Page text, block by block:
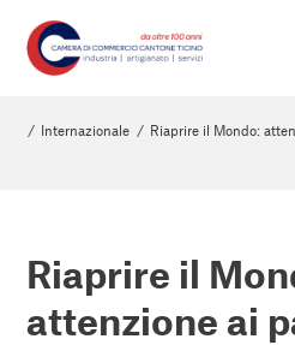
/ Internazionale / Riaprire il Mondo:
Riaprire il
attenzione ai